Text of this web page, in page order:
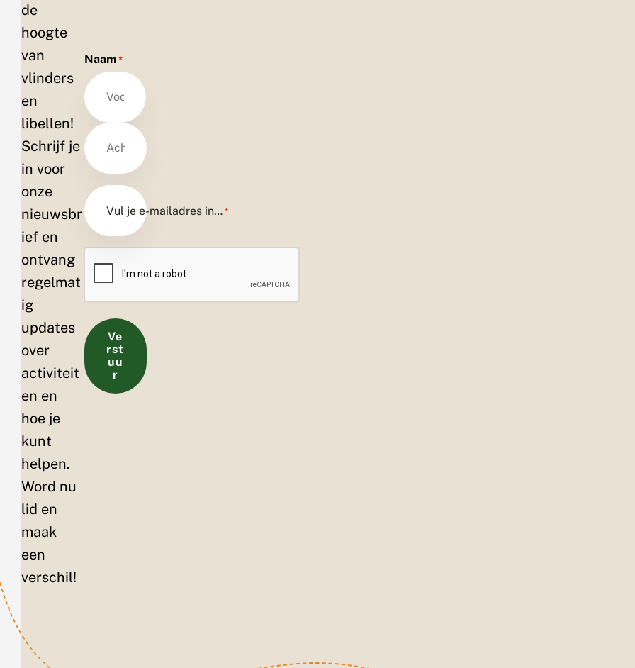
de
hoogte
van
vlinders
en
libellen!
Schrijf je
in voor
onze
nieuwsbr
ief en
ontvang
regelmat
ig
updates
over
activiteit
en en
hoe je
kunt
helpen.
Word nu
lid en
maak
een
verschil!
Naam *
V
o
o
a
m
c
h
t
e
Vul je e-mailadres in… *
C
A
P
C
H
A
Ve
rst
uu
r